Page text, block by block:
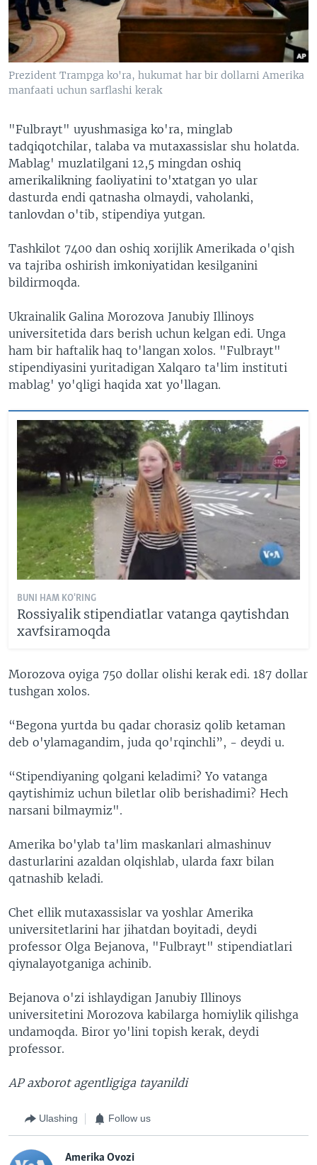
Prezident Trampga ko'ra, hukumat har bir dollarni Amerika
manfaati uchun sarflashi kerak
"Fulbrayt" uyushmasiga ko'ra, minglab
tadqiqotchilar, talaba va mutaxassislar shu holatda.
Mablag' muzlatilgani 12,5 mingdan oshiq
amerikalikning faoliyatini to'xtatgan yo ular
dasturda endi qatnasha olmaydi, vaholanki,
tanlovdan o'tib, stipendiya yutgan.
Tashkilot 7400 dan oshiq xorijlik Amerikada o'qish
va tajriba oshirish imkoniyatidan kesilganini
bildirmoqda.
Ukrainalik Galina Morozova Janubiy Illinoys
universitetida dars berish uchun kelgan edi. Unga
ham bir haftalik haq to'langan xolos. "Fulbrayt"
stipendiyasini yuritadigan Xalqaro ta'lim instituti
mablag' yo'qligi haqida xat yo'llagan.
BUNI HAM KO'RING
Rossiyalik stipendiatlar vatanga qaytishdan
xavfsiramoqda
Morozova oyiga 750 dollar olishi kerak edi. 187 dollar
tushgan xolos.
“Begona yurtda bu qadar chorasiz qolib ketaman
deb o'ylamagandim, juda qo'rqinchli”, - deydi u.
“Stipendiyaning qolgani keladimi? Yo vatanga
qaytishimiz uchun biletlar olib berishadimi? Hech
narsani bilmaymiz".
Amerika bo'ylab ta'lim maskanlari almashinuv
dasturlarini azaldan olqishlab, ularda faxr bilan
qatnashib keladi.
Chet ellik mutaxassislar va yoshlar Amerika
universitetlarini har jihatdan boyitadi, deydi
professor Olga Bejanova, "Fulbrayt" stipendiatlari
qiynalayotganiga achinib.
Bejanova o'zi ishlaydigan Janubiy Illinoys
universitetini Morozova kabilarga homiylik qilishga
undamoqda. Biror yo'lini topish kerak, deydi
professor.
AP axborot agentligiga tayanildi
Ulashing Follow us
Amerika Ovozi